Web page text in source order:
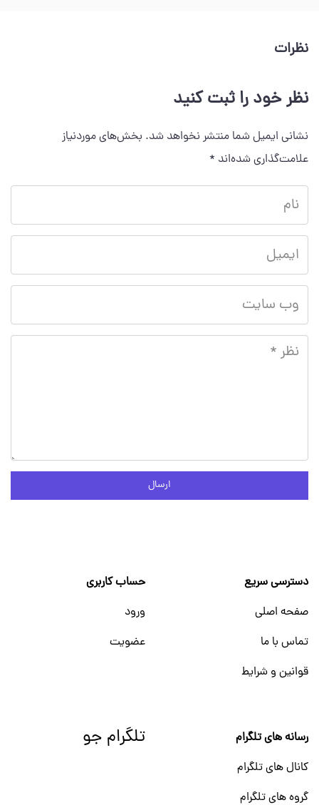
نظرات
نظر خود را ثبت کنید
نشانی ایمیل شما منتشر نخواهد شد. بخش‌های موردنیاز
علامت‌گذاری شده‌اند *
ارسال
دسترسی سریع
صفحه اصلی
تماس با ما
قوانین و شرایط
حساب کاربری
ورود
عضویت
رسانه های تلگرام
کانال های تلگرام
گروه های تلگرام
تلگرام جو